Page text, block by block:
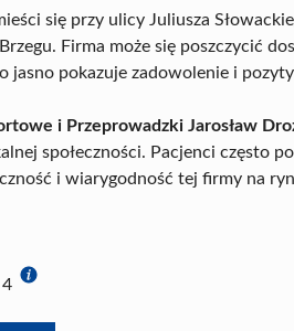
się przy ulicy Juliusza
Firma może się poszczycić
jasno pokazuje zadowolenie i
i Przeprowadzki Jarosław
społeczności. Pacjenci często
i wiarygodność tej firmy na
4